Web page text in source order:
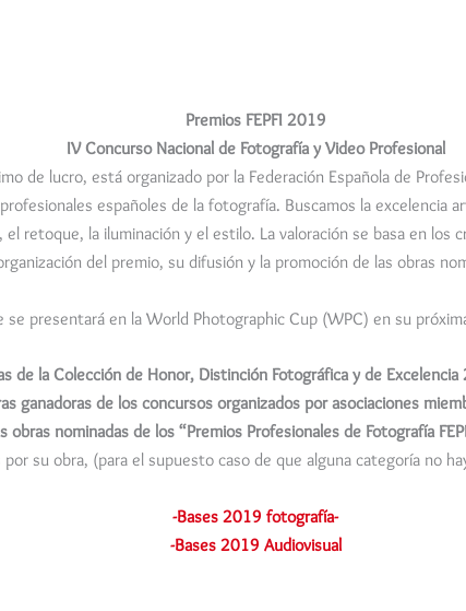
Premios FEPFI 2019
IV Concurso Nacional de Fotografía y Video Profesional
de lucro, está organizado por la Federación Española de
españoles de la fotografía. Buscamos la excelencia
retoque, la iluminación y el estilo. La valoración se basa en
del premio, su difusión y la promoción de las obras
presentará en la World Photographic Cup (WPC) en su
de la Colección de Honor, Distinción Fotográfica y de Excelencia
ganadoras de los concursos organizados por asociaciones
obras nominadas de los “Premios Profesionales de Fotografía
su obra, (para el supuesto caso de que alguna categoría no
-Bases 2019 fotografía-
-Bases 2019 Audiovisual